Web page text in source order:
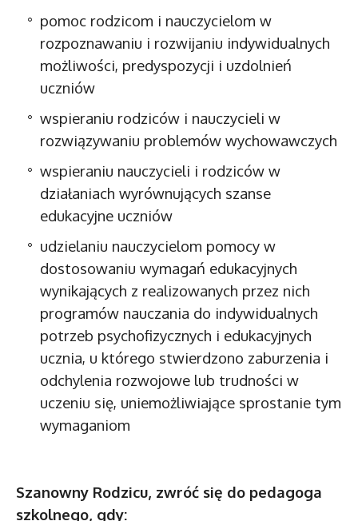
pomoc rodzicom i nauczycielom w
rozpoznawaniu i rozwijaniu indywidualnych
możliwości, predyspozycji i uzdolnień
uczniów
wspieraniu rodziców i nauczycieli w
rozwiązywaniu problemów wychowawczych
wspieraniu nauczycieli i rodziców w
działaniach wyrównujących szanse
edukacyjne uczniów
udzielaniu nauczycielom pomocy w
dostosowaniu wymagań edukacyjnych
wynikających z realizowanych przez nich
programów nauczania do indywidualnych
potrzeb psychofizycznych i edukacyjnych
ucznia, u którego stwierdzono zaburzenia i
odchylenia rozwojowe lub trudności w
uczeniu się, uniemożliwiające sprostanie tym
wymaganiom
Szanowny Rodzicu, zwróć się do pedagoga
szkolnego, gdy: